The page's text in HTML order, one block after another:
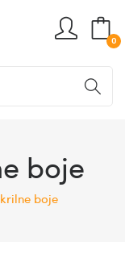
0
boje
boje